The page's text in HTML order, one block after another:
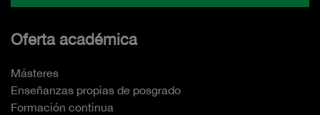
Oferta académica
Másteres
Enseñanzas propias de posgrado
Formación continua